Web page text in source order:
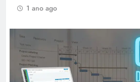
1 ano ago